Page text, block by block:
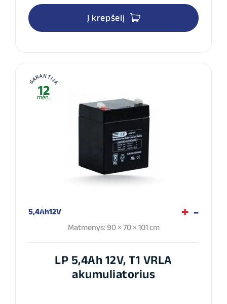
Į krepšelį
GARANTIJA
12
mėn.
5,4Ah12V
Matmenys: 90 × 70 × 101 cm
LP 5,4Ah 12V, T1 VRLA
akumuliatorius